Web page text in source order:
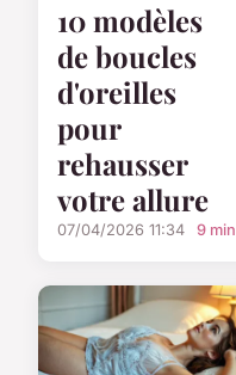
10 modèles
de boucles
d'oreilles
pour
rehausser
votre allure
07/04/2026 11:34 9 min